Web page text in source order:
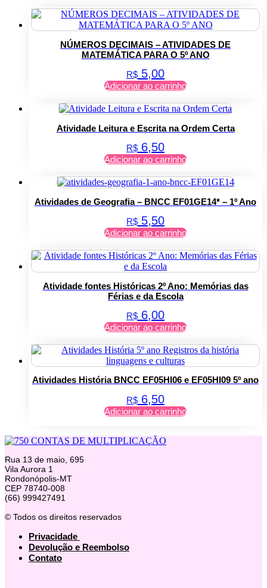
NÚMEROS DECIMAIS – ATIVIDADES DE
MATEMÁTICA PARA O 5º ANO
R$ 5,00
Adicionar ao carrinho
Atividade Leitura e Escrita na Ordem Certa
R$ 6,50
Adicionar ao carrinho
Atividades de Geografia – BNCC EF01GE14* – 1º Ano
R$ 5,50
Adicionar ao carrinho
Atividade fontes Históricas 2º Ano: Memórias das
Férias e da Escola
R$ 6,00
Adicionar ao carrinho
Atividades História BNCC EF05HI06 e EF05HI09 5º ano
R$ 6,50
Adicionar ao carrinho
Rua 13 de maio, 695
Vila Aurora 1
Rondonópolis-MT
CEP 78740-008
(66) 999427491
© Todos os direitos reservados
Privacidade
Devolução e Reembolso
Contato